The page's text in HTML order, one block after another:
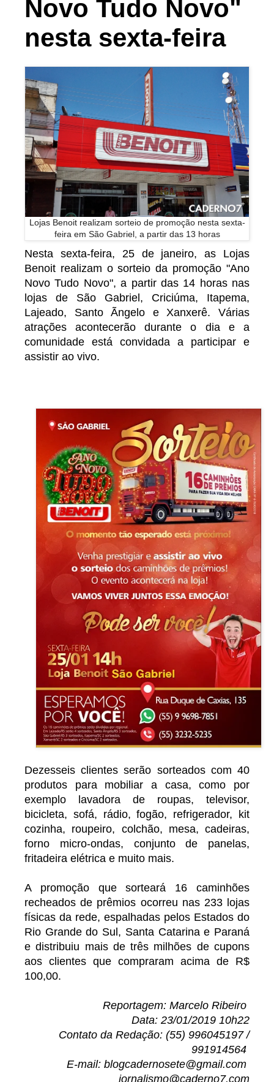
Novo Tudo Novo"
nesta sexta-feira
Lojas Benoit realizam sorteio de promoção nesta sexta-
feira em São Gabriel, a partir das 13 horas
Nesta sexta-feira, 25 de janeiro, as Lojas
Benoit realizam o sorteio da promoção "Ano
Novo Tudo Novo", a partir das 14 horas nas
lojas de São Gabriel, Criciúma, Itapema,
Lajeado, Santo Ãngelo e Xanxerê. Várias
atrações acontecerão durante o dia e a
comunidade está convidada a participar e
assistir ao vivo.
Dezesseis clientes serão sorteados com 40
produtos para mobiliar a casa, como por
exemplo lavadora de roupas, televisor,
bicicleta, sofá, rádio, fogão, refrigerador, kit
cozinha, roupeiro, colchão, mesa, cadeiras,
forno micro-ondas, conjunto de panelas,
fritadeira elétrica e muito mais.
A promoção que sorteará 16 caminhões
recheados de prêmios ocorreu nas 233 lojas
físicas da rede, espalhadas pelos Estados do
Rio Grande do Sul, Santa Catarina e Paraná
e distribuiu mais de três milhões de cupons
aos clientes que compraram acima de R$
100,00.
Reportagem: Marcelo Ribeiro
Data: 23/01/2019 10h22
Contato da Redação: (55) 996045197 /
991914564
E-mail: blogcadernosete@gmail.com
jornalismo@caderno7.com